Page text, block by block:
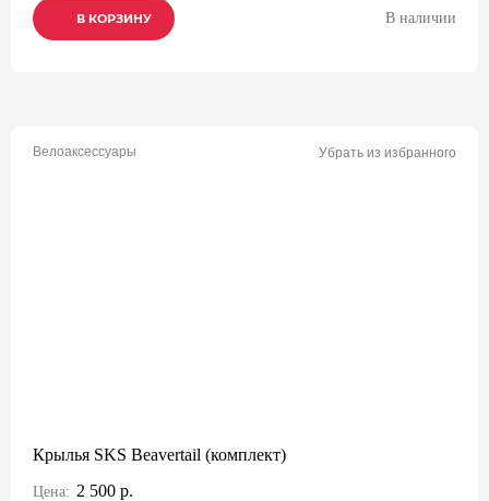
В КОРЗИНУ
В КОРЗИНУ
В КОРЗИНУ В наличии
Велоаксессуары Убрать из избранного
Крылья SKS Beavertail (комплект)
Цена: 2 500 р.